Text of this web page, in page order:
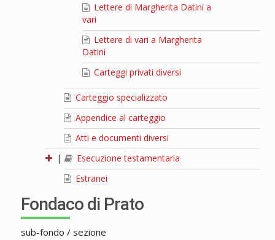
Lettere di Margherita Datini a
vari
Lettere di vari a Margherita
Datini
Carteggi privati diversi
Carteggio specializzato
Appendice al carteggio
Atti e documenti diversi
|
Esecuzione testamentaria
Estranei
Fondaco di Prato
sub-fondo / sezione